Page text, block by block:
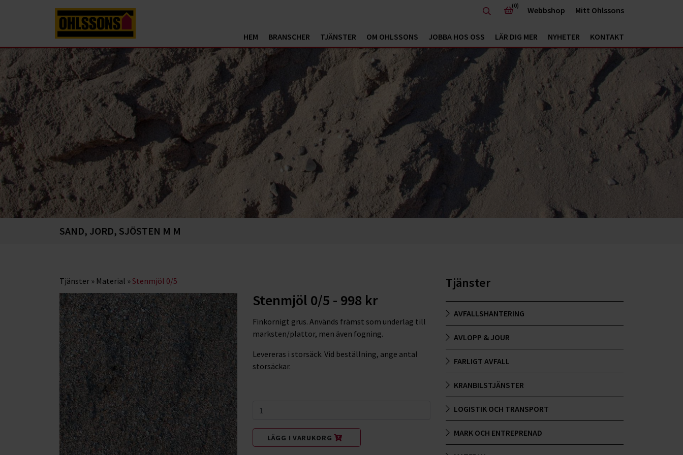
HEM BRANSCHER TJÄNSTER OM OHLSSONS JOBBA HOS OSS LÄR DIG MER NYHETER KONTAKT
(0) Webbshop Mitt Ohlssons
SAND, JORD, SJÖSTEN M M
Tjänster » Material »Stenmjöl 0/5
Stenmjöl 0/5 - 998 kr
Finkornigt grus. Används främst som underlag till
marksten/plattor, men även fogning.
Levereras i storsäck. Vid beställning, ange antal
storsäckar.
LÄGG I VARUKORG
Tjänster
AVFALLSHANTERING
AVLOPP & JOUR
FARLIGT AVFALL
KRANBILSTJÄNSTER
LOGISTIK OCH TRANSPORT
MARK OCH ENTREPRENAD